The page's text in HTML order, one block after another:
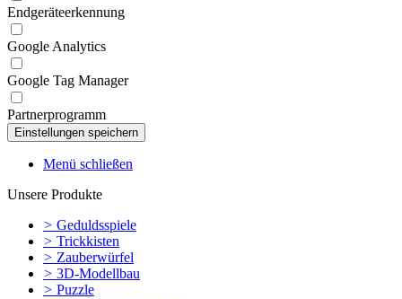
Endgeräteerkennung
Google Analytics
Google Tag Manager
Partnerprogramm
Menü schließen
Unsere Produkte
> Geduldsspiele
> Trickkisten
> Zauberwürfel
> 3D-Modellbau
> Puzzle